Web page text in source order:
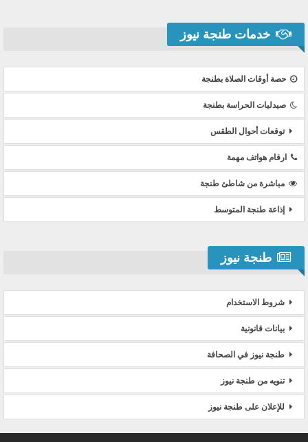
خدمات طنجة نيوز
حصة أوقات الصلاة بطنجة
صيدليات الحراسة بطنجة
توقعات أحوال الطقس
ارقام هواتف مهمة
مباشرة من شاطئ طنجة
إذاعة طنجة المتوسط
طنجة نيوز
شروط الاستخدام
بيانات قانونية
طنجة نيوز في الصحافة
تنويه من طنجة نيوز
للإعلان على طنجة نيوز